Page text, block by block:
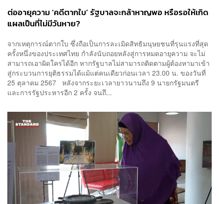
ต่ออายุความ ‘คดีตากใบ’ รัฐบาลจะกล้าหาญพอ หรือรอให้เกิด
แผลเป็นที่ไม่มีวันหาย?
จากเหตุการณ์ตากใบ ซึ่งถือเป็นการละเมิดสิทธิมนุษยชนที่รุนแรงที่สุด
ครั้งหนึ่งของประเทศไทย กำลังนับถอยหลังสู่การหมดอายุความ จะไม่
สามารถเอาผิดใครได้อีก หากรัฐบาลไม่สามารถติดตามผู้ต้องหามาเข้า
สู่กระบวนการยุติธรรมได้แม้แต่คนเดียวก่อนเวลา 23.00 น. ของวันที่
25 ตุลาคม 2567 หลังจากระยะเวลายาวนานถึง 9 นายกรัฐมนตรี
และการรัฐประหารอีก 2 ครั้ง จนถึ...